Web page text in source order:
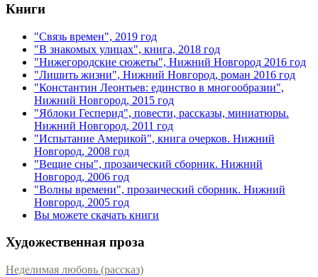
Книги
"Связь времен", 2019 год
"В знакомых улицах", книга, 2018 год
"Нижегородские сюжеты", Нижний Новгород 2016 год
"Лишить жизни", Нижний Новгород, роман 2016 год
"Константин Леонтьев: единство в многообразии",
Нижний Новгород, 2015 год
"Яблоки Гесперид", повести, рассказы, миниатюры.
Нижний Новгород, 2011 год
"Испытание Америкой", книга очерков. Нижний
Новгород, 2008 год
"Вещие сны", прозаический сборник. Нижний
Новгород, 2006 год
"Волны времени", прозаический сборник. Нижний
Новгород, 2005 год
Вы можете скачать книги
Художественная проза
Неделимая любовь (рассказ)